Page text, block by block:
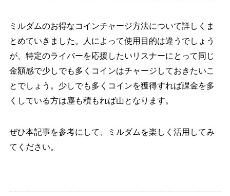
ミルダムのお得なコインチャージ方法について詳しくま
とめていきました。人によって使用目的は違うでしょう
が、特定のライバーを応援したいリスナーにとって同じ
金額感で少しでも多くコインはチャージしておきたいこ
とでしょう。少しでも多くコインを獲得すれば課金を多
くしている方は塵も積もれば山となります。
ぜひ本記事を参考にして、ミルダムを楽しく活用してみ
てください。